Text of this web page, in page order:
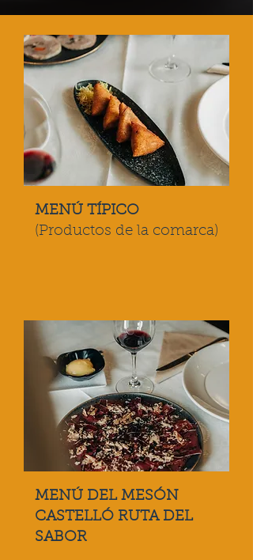
MENÚ TÍPICO
(Productos de la comarca)
MENÚ DEL MESÓN
CASTELLÓ RUTA DEL
SABOR